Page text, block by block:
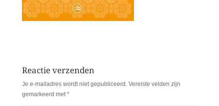
Reactie verzenden
Je e-mailadres wordt niet gepubliceerd. Vereiste velden zijn
gemarkeerd met*